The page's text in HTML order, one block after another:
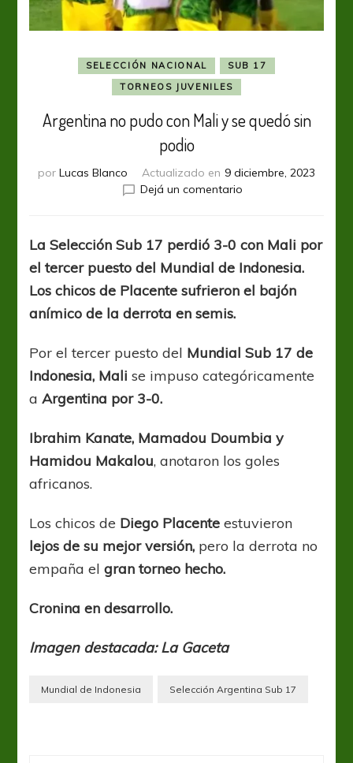
SELECCIÓN NACIONAL
SUB 17
TORNEOS JUVENILES
Argentina no pudo con Mali y se quedó sin
podio
por Lucas Blanco Actualizado en 9 diciembre, 2023
Dejá un comentarioen
pudo
con
Mali
y
podio
La Selección Sub 17 perdió 3-0 con Mali por
el tercer puesto del Mundial de Indonesia.
Los chicos de Placente sufrieron el bajón
anímico de la derrota en semis.
Por el tercer puesto del Mundial Sub 17 de
Indonesia, Malise impuso categóricamente
aArgentina por 3-0.
Ibrahim Kanate, Mamadou Doumbia y
Hamidou Makalou, anotaron los goles
africanos.
Los chicos de Diego Placente estuvieron
lejos de su mejor versión, pero la derrota no
empaña elgran torneo hecho.
Cronina en desarrollo.
Imagen destacada: La Gaceta
Mundial de Indonesia Selección Argentina Sub 17